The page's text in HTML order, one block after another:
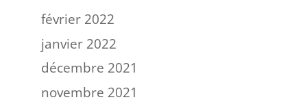
février 2022
janvier 2022
décembre 2021
novembre 2021